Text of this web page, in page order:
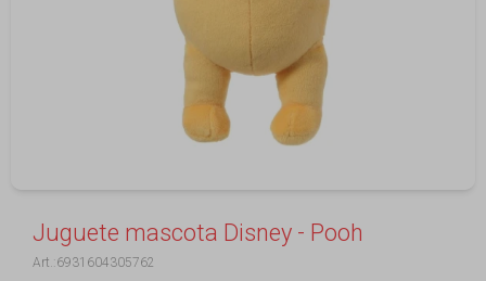
Juguete mascota Disney - Pooh
6931604305762